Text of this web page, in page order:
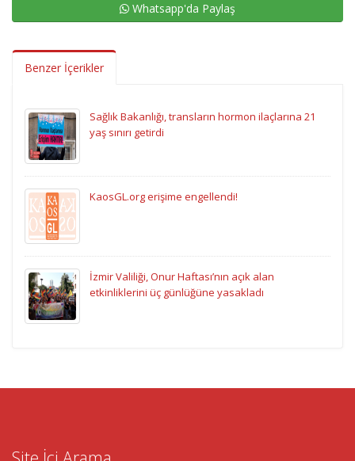
Whatsapp'da Paylaş
Benzer İçerikler
Sağlık Bakanlığı, transların hormon ilaçlarına 21
yaş sınırı getirdi
KaosGL.org erişime engellendi!
İzmir Valiliği, Onur Haftası’nın açık alan
etkinliklerini üç günlüğüne yasakladı